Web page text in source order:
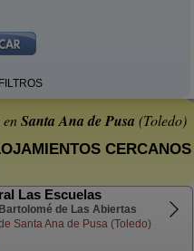
Santa Ana de Pusa (Toledo)
CERCANOS
Las Escuelas
de Las Abiertas
Santa Ana de Pusa (Toledo)